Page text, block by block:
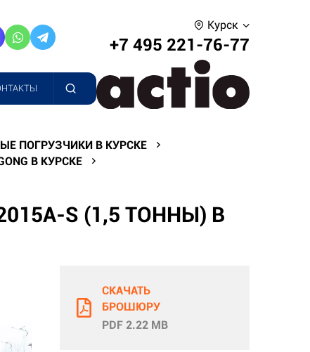
Курск
+7 495 221-76-77
ПОГРУЗЧИКИ В КУРСКЕ
В КУРСКЕ
S (1,5 ТОННЫ) В
СКАЧАТЬ
БРОШЮРУ
PDF 2.22 MB